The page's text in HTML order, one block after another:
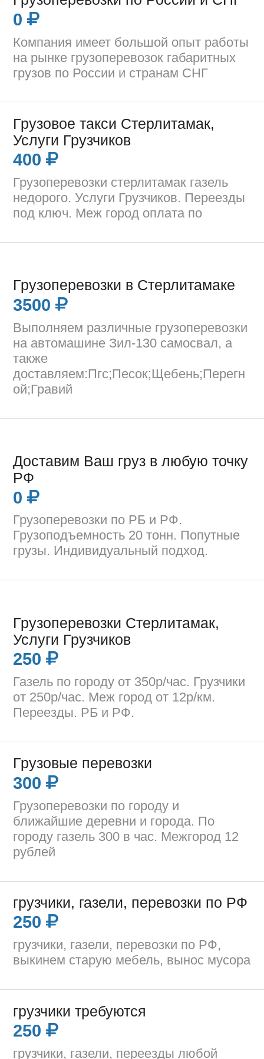
0
Компания имеет большой опыт работы
на рынке грузоперевозок габаритных
грузов по России и странам СНГ
Грузовое такси Стерлитамак,
Услуги Грузчиков
400
Грузоперевозки стерлитамак газель
недорого. Услуги Грузчиков. Переезды
под ключ. Меж город оплата по
Грузоперевозки в Стерлитамаке
3500
Выполняем различные грузоперевозки
на автомашине Зил-130 самосвал, а
также
доставляем:Пгс;Песок;Щебень;Перегн
ой;Гравий
Доставим Ваш груз в любую точку
РФ
0
Грузоперевозки по РБ и РФ.
Грузоподъемность 20 тонн. Попутные
грузы. Индивидуальный подход.
Грузоперевозки Стерлитамак,
Услуги Грузчиков
250
Газель по городу от 350р/час. Грузчики
от 250р/час. Меж город от 12р/км.
Переезды. РБ и РФ.
Грузовые перевозки
300
Грузоперевозки по городу и
ближайшие деревни и города. По
городу газель 300 в час. Межгород 12
рублей
грузчики, газели, перевозки по РФ
250
грузчики, газели, перевозки по РФ,
выкинем старую мебель, вынос мусора
грузчики требуются
250
грузчики, газели, переезды любой